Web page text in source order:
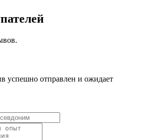
успешно отправлен и ожидает